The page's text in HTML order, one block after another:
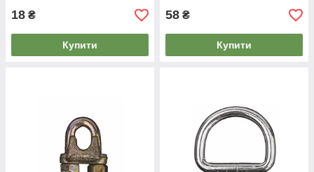
18 ₴
Купити
58 ₴
Купити